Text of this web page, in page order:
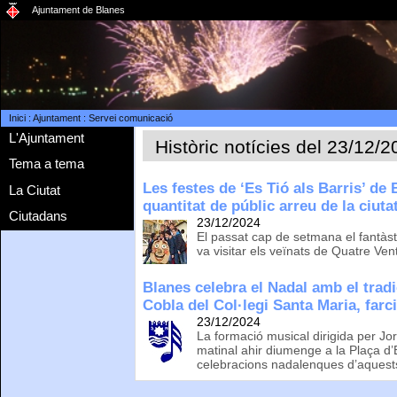
Ajuntament de Blanes
Inici: Ajuntament: Servei comunicació
L'Ajuntament
Tema a tema
La Ciutat
Ciutadans
Històric notícies del 23/12/
Les festes de ‘Es Tió als Barris’ de
quantitat de públic arreu de la
23/12/2024
El passat cap de setmana el
va visitar els veïnats de Quatre
Blanes celebra el Nadal amb el
Cobla del Col·legi Santa Maria,
23/12/2024
La formació musical dirigida per
matinal ahir diumenge a la Plaça
celebracions nadalenques